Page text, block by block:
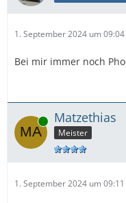
1. September 2024 um 09:04
Bei mir immer noch
Online Matzethias
Meister
1. September 2024 um 09:11